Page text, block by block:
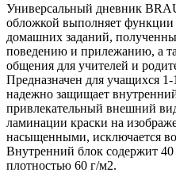
Универсальный дневник
обложкой выполняет функции
домашних заданий,
поведению и прилежанию, а
общения для учителей и
Предназначен для учащихся
надежно защищает
привлекательный внешний
ламинации краски на
насыщенными, исключается
Внутренний блок содержит
плотностью 60 г/м2.